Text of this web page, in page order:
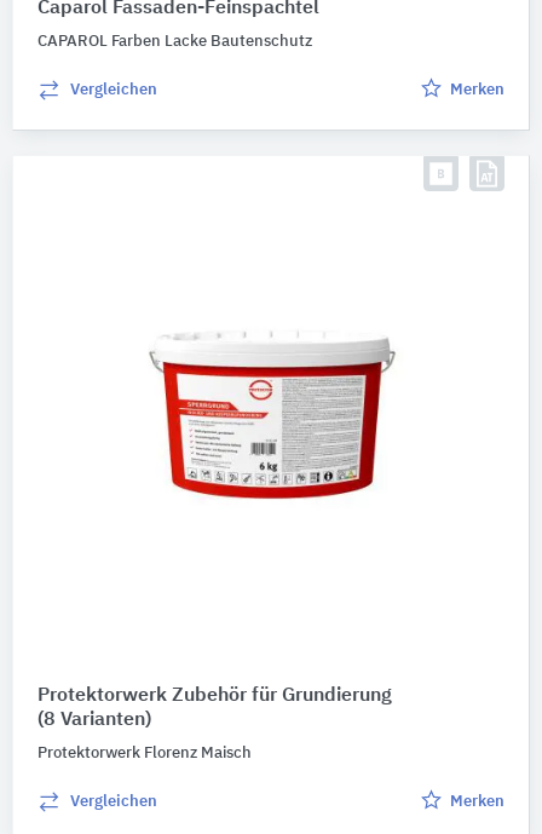
Caparol Fassaden-Feinspachtel
CAPAROL Farben Lacke Bautenschutz
Vergleichen Merken
Protektorwerk Zubehör für Grundierung
(8 Varianten)
Protektorwerk Florenz Maisch
Vergleichen Merken